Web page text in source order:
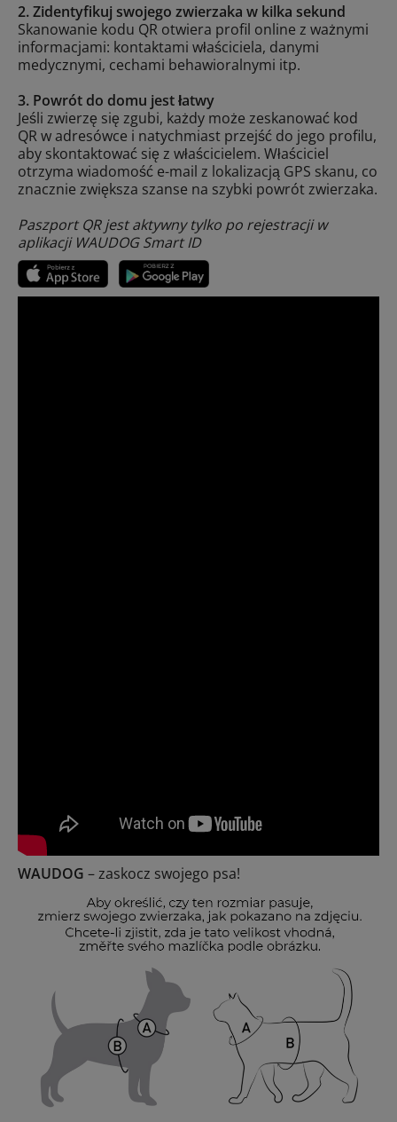
2. Zidentyfikuj swojego zwierzaka w kilka sekund
Skanowanie kodu QR otwiera profil online z ważnymi
informacjami: kontaktami właściciela, danymi
medycznymi, cechami behawioralnymi itp.
3. Powrót do domu jest łatwy
Jeśli zwierzę się zgubi, każdy może zeskanować kod
QR w adresówce i natychmiast przejść do jego profilu,
aby skontaktować się z właścicielem. Właściciel
otrzyma wiadomość e-mail z lokalizacją GPS skanu, co
znacznie zwiększa szanse na szybki powrót zwierzaka.
Paszport QR jest aktywny tylko po rejestracji w
aplikacji WAUDOG Smart ID
WAUDOG – zaskocz swojego psa!